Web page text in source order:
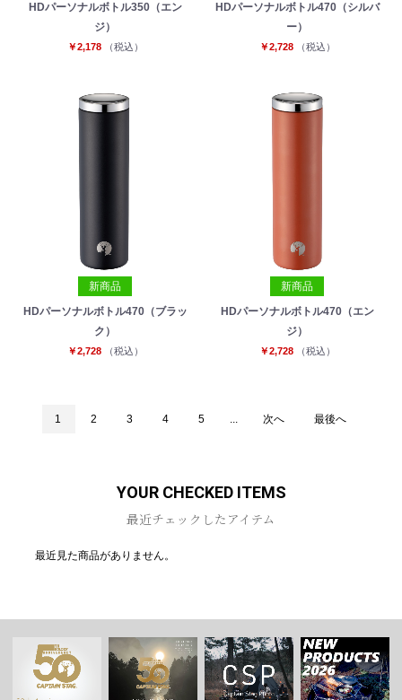
HDパーソナルボトル350（エン
ジ）
￥2,178 （税込）
HDパーソナルボトル470（シルバ
ー）
￥2,728 （税込）
新商品
HDパーソナルボトル470（ブラッ
ク）
￥2,728 （税込）
新商品
HDパーソナルボトル470（エン
ジ）
￥2,728 （税込）
1 2 3 4 5 次へ 最後へ
YOUR CHECKED ITEMS
最近チェックしたアイテム
最近見た商品がありません。